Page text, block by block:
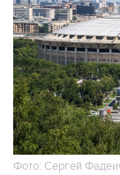
Фото: Сергей